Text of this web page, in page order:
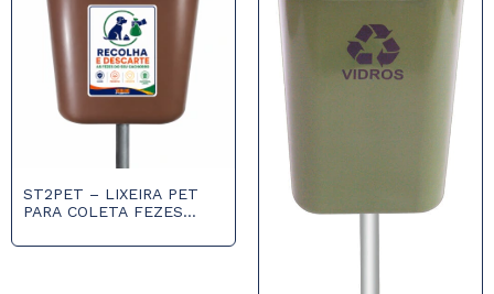
ST2PET – LIXEIRA PET
PARA COLETA FEZES
POSTE